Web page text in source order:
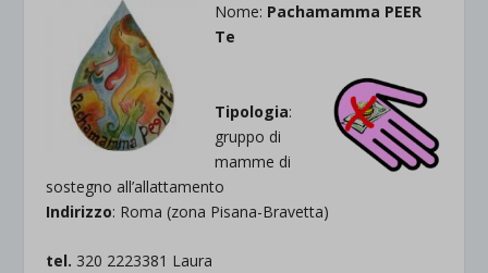
Nome: Pachamamma PEER
Te
Tipologia:
gruppo di
mamme di
sostegno all’allattamento
Indirizzo: Roma (zona Pisana-Bravetta)
tel. 320 2223381 Laura